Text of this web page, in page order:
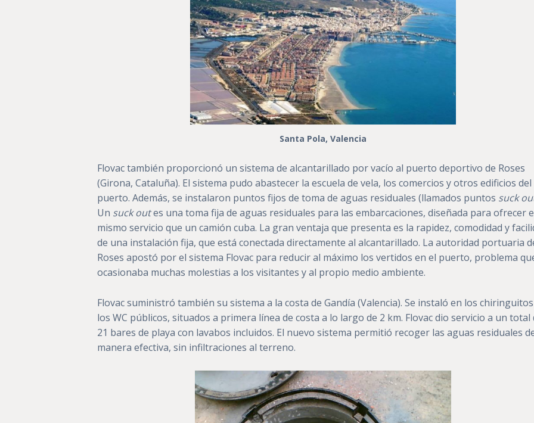
Santa Pola, Valencia
Flovac también proporcionó un sistema de alcantarillado por vacío al puerto deportivo de Roses
(Girona, Cataluña). El sistema pudo abastecer la escuela de vela, los comercios y otros edificios del
puerto. Además, se instalaron puntos fijos de toma de aguas residuales (llamados puntos suck
Un suck outes una toma fija de aguas residuales para las embarcaciones, diseñada para ofrecer
mismo servicio que un camión cuba. La gran ventaja que presenta es la rapidez, comodidad y
de una instalación fija, que está conectada directamente al alcantarillado. La autoridad portuaria
Roses apostó por el sistema Flovac para reducir al máximo los vertidos en el puerto, problema
ocasionaba muchas molestias a los visitantes y al propio medio ambiente.
Flovac suministró también su sistema a la costa de Gandía (Valencia). Se instaló en los
los WC públicos, situados a primera línea de costa a lo largo de 2 km. Flovac dio servicio a un total
21 bares de playa con lavabos incluidos. El nuevo sistema permitió recoger las aguas residuales
manera efectiva, sin infiltraciones al terreno.